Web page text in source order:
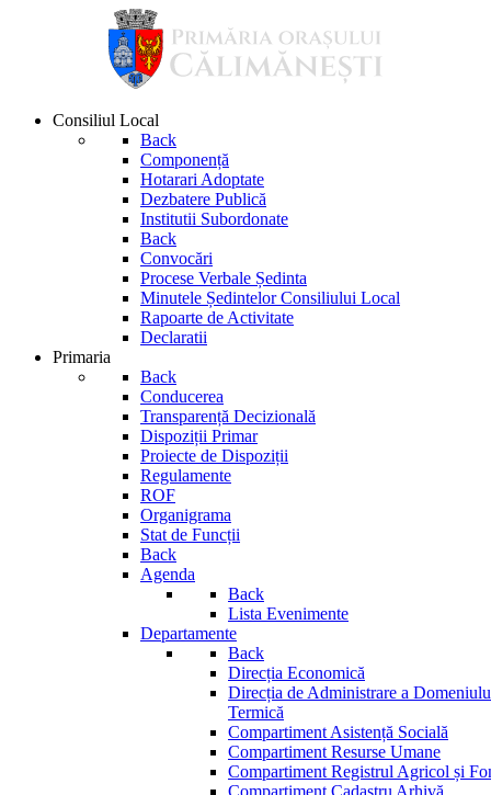
Consiliul Local
Back
Componență
Hotarari Adoptate
Dezbatere Publică
Institutii Subordonate
Back
Convocări
Procese Verbale Ședinta
Minutele Ședintelor Consiliului Local
Rapoarte de Activitate
Declaratii
Primaria
Back
Conducerea
Transparență Decizională
Dispoziții Primar
Proiecte de Dispoziții
Regulamente
ROF
Organigrama
Stat de Funcții
Back
Agenda
Back
Lista Evenimente
Departamente
Back
Direcția Economică
Direcția de Administrare a
Termică
Compartiment Asistență Socială
Compartiment Resurse Umane
Compartiment Registrul Agricol și